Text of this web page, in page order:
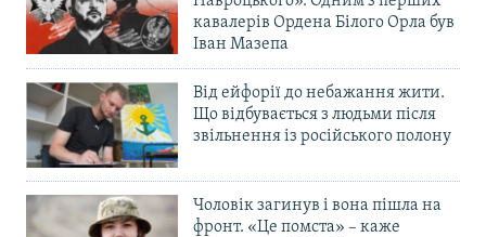
кавалерів Ордена Білого Орла був
Іван Мазепа
Від ейфорії до небажання жити.
Що відбувається з людьми після
звільнення із російського полону
Чоловік загинув і вона пішла на
фронт. «Це помста» – каже